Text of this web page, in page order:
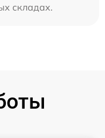
складах.